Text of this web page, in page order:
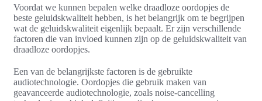
Voordat we kunnen bepalen welke draadloze oordopjes de
beste geluidskwaliteit hebben, is het belangrijk om te begrijpen
wat de geluidskwaliteit eigenlijk bepaalt. Er zijn verschillende
factoren die van invloed kunnen zijn op de geluidskwaliteit van
draadloze oordopjes.
Een van de belangrijkste factoren is de gebruikte
audiotechnologie. Oordopjes die gebruik maken van
geavanceerde audiotechnologie, zoals noise-cancelling